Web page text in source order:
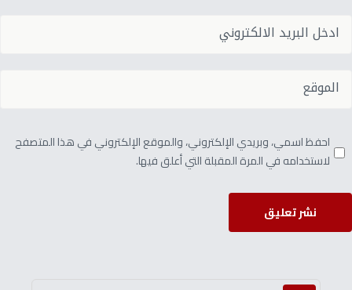
احفظ اسمي، وبريدي الإلكتروني، والموقع الإلكتروني في هذا المتصفح
لاستخدامه في المرة المقبلة التي أعلق فيها.
نشر تعليق